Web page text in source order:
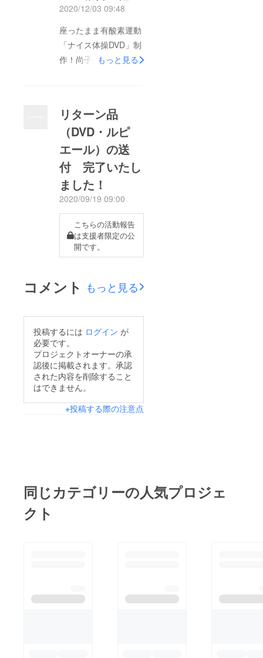
2020/12/03 09:48
座ったまま有酸素運動
「ナイス体操DVD」制
作！尚子がR60世代の
ジェクト終了から、早
４ヶ月が経ちました。
時の早さを実感する
日々です。皆さん、い
かがお過ごしでしょう
か。今夏は、本プロ
ジェクトにご支援をい
ただき、心より御礼申
し上げます。DVDの売
り上げは好調で、特に
ントとして喜ばれてお
ります。また、日々の
れる前の準備体操にお
使いになる方や毎朝の
出勤前に、しっかりナ
イス体操を行っている
声が届いています。
願っております。------
----------------------------
重複する内容で失礼い
もっと見る
リターン品
（DVD・ルピ
エール）の送
付 完了いたし
ました！
2020/09/19 09:00
こちらの活動報告
は支援者限定の公
開です。
コメント もっと見る
投稿するには ログイン が
必要です。
プロジェクトオーナーの承
認後に掲載されます。承認
された内容を削除すること
はできません。
※投稿する際の注意点
同じカテゴリーの人気プロジェ
クト